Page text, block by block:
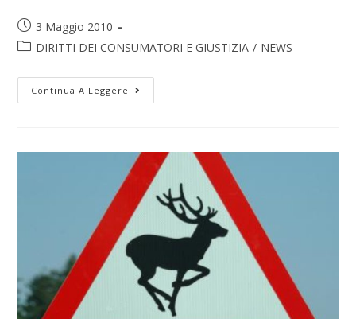
3 Maggio 2010
DIRITTI DEI CONSUMATORI E GIUSTIZIA / NEWS
Continua A Leggere